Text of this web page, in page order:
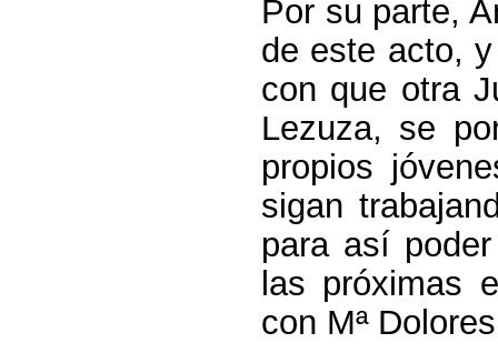
Por su parte,
de este acto,
con que otra
Lezuza, se
propios
sigan
para así
las próximas
con Mª